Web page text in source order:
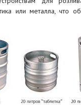
или металла, что